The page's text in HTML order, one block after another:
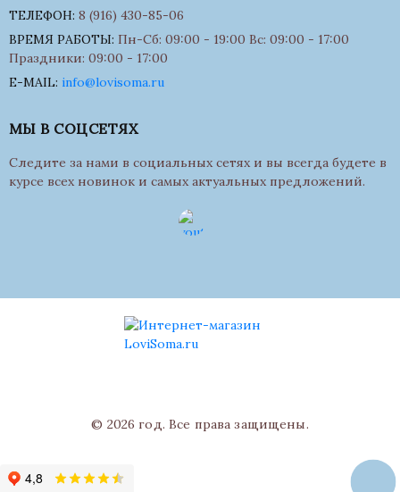
ТЕЛЕФОН: 8 (916) 430-85-06
ВРЕМЯ РАБОТЫ: Пн-Сб: 09:00 - 19:00 Вс: 09:00 - 17:00
Праздники: 09:00 - 17:00
E-MAIL: info@lovisoma.ru
МЫ В СОЦСЕТЯХ
Следите за нами в социальных сетях и вы всегда будете в
курсе всех новинок и самых актуальных предложений.
© 2026 год. Все права защищены.